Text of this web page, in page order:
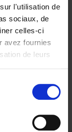
l'utilisation de
sociaux, de
celles-ci
avez fournies
de leurs
200